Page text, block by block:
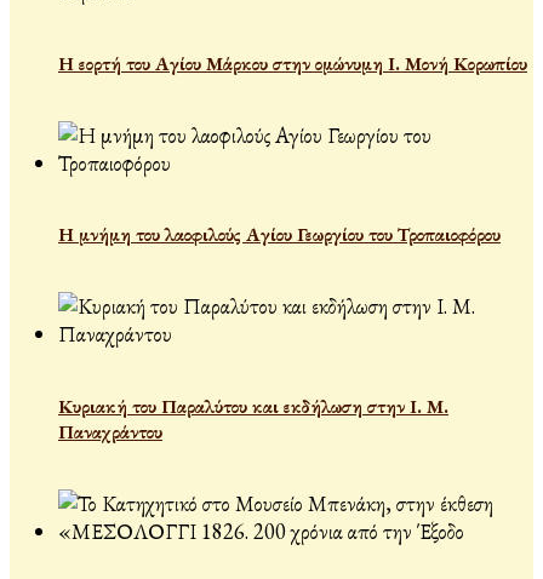
Η εορτή του Αγίου Μάρκου στην ομώνυμη Ι. Μονή Κορωπίου
Η μνήμη του λαοφιλούς Αγίου Γεωργίου του Τροπαιοφόρου
Κυριακή του Παραλύτου και εκδήλωση στην Ι. Μ.
Παναχράντου